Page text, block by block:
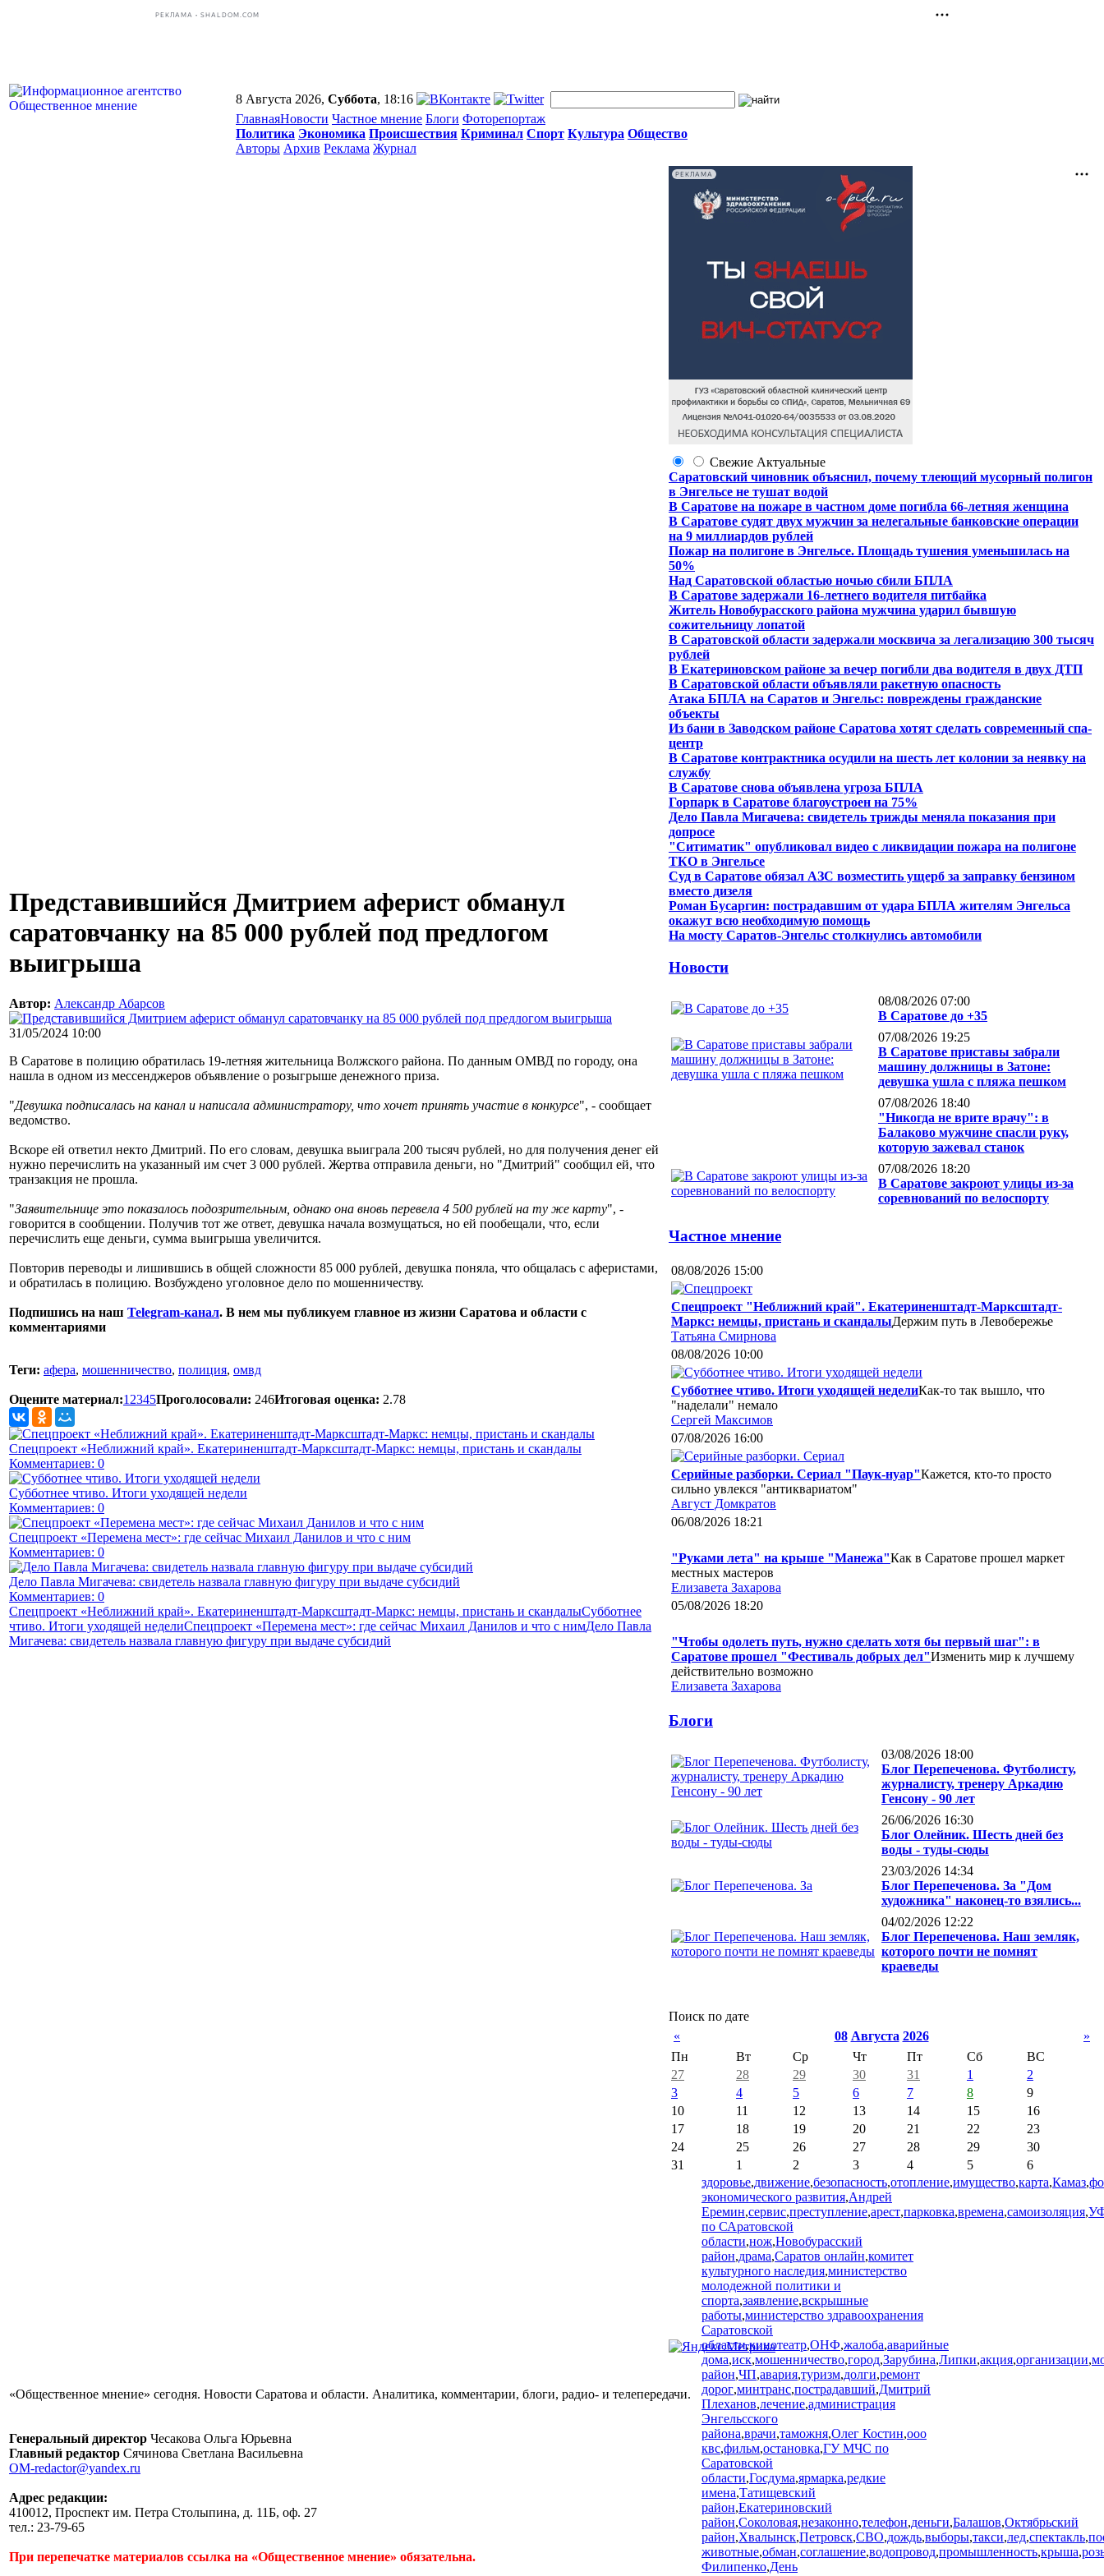
РЕКЛАМА • SHALDOM.COM
8 Августа 2026, Суббота, 18:16
ГлавнаяНовости Частное мнение Блоги Фоторепортаж
Политика Экономика Происшествия Криминал Спорт Культура Общество
Авторы Архив Реклама Журнал
Представившийся Дмитрием аферист обманул
саратовчанку на 85 000 рублей под предлогом
выигрыша
Автор: Александр Абарсов
31/05/2024 10:00
В Саратове в полицию обратилась 19-летняя жительница Волжского района. По данным ОМВД по городу, она
нашла в одном из мессенджеров объявление о розыгрыше денежного приза.
"Девушка подписалась на канал и написала администратору, что хочет принять участие в конкурсе", - сообщает
ведомство.
Вскоре ей ответил некто Дмитрий. По его словам, девушка выиграла 200 тысяч рублей, но для получения денег ей
нужно перечислить на указанный им счет 3 000 рублей. Жертва отправила деньги, но "Дмитрий" сообщил ей, что
транзакция не прошла.
"Заявительнице это показалось подозрительным, однако она вновь перевела 4 500 рублей на ту же карту", -
говорится в сообщении. Получив тот же ответ, девушка начала возмущаться, но ей пообещали, что, если
перечислить еще деньги, сумма выигрыша увеличится.
Повторив переводы и лишившись в общей сложности 85 000 рублей, девушка поняла, что общалась с аферистами,
и обратилась в полицию. Возбуждено уголовное дело по мошенничеству.
Подпишись на наш Telegram-канал. В нем мы публикуем главное из жизни Саратова и области с
комментариями
Теги: афера, мошенничество, полиция, омвд
Оцените материал:1 2345Проголосовали: 246Итоговая оценка: 2.78
Спецпроект «Неближний край». Екатериненштадт-Марксштадт-Маркс: немцы, пристань и скандалы
Комментариев: 0
Субботнее чтиво. Итоги уходящей недели
Комментариев: 0
Спецпроект «Перемена мест»: где сейчас Михаил Данилов и что с ним
Комментариев: 0
Дело Павла Мигачева: свидетель назвала главную фигуру при выдаче субсидий
Комментариев: 0
Спецпроект «Неближний край». Екатериненштадт-Марксштадт-Маркс: немцы, пристань и скандалыСубботнее
чтиво. Итоги уходящей неделиСпецпроект «Перемена мест»: где сейчас Михаил Данилов и что с нимДело Павла
Мигачева: свидетель назвала главную фигуру при выдаче субсидий
РЕКЛАМА
Свежие Актуальные
Саратовский чиновник объяснил, почему тлеющий мусорный полигон
в Энгельсе не тушат водой
В Саратове на пожаре в частном доме погибла 66-летняя женщина
В Саратове судят двух мужчин за нелегальные банковские операции
на 9 миллиардов рублей
Пожар на полигоне в Энгельсе. Площадь тушения уменьшилась на
50%
Над Саратовской областью ночью сбили БПЛА
В Саратове задержали 16-летнего водителя питбайка
Житель Новобурасского района мужчина ударил бывшую
сожительницу лопатой
В Саратовской области задержали москвича за легализацию 300 тысяч
рублей
В Екатериновском районе за вечер погибли два водителя в двух ДТП
В Саратовской области объявляли ракетную опасность
Атака БПЛА на Саратов и Энгельс: повреждены гражданские
объекты
Из бани в Заводском районе Саратова хотят сделать современный спа-
центр
В Саратове контрактника осудили на шесть лет колонии за неявку на
службу
В Саратове снова объявлена угроза БПЛА
Горпарк в Саратове благоустроен на 75%
Дело Павла Мигачева: свидетель трижды меняла показания при
допросе
"Ситиматик" опубликовал видео с ликвидации пожара на полигоне
ТКО в Энгельсе
Суд в Саратове обязал АЗС возместить ущерб за заправку бензином
вместо дизеля
Роман Бусаргин: пострадавшим от удара БПЛА жителям Энгельса
окажут всю необходимую помощь
На мосту Саратов-Энгельс столкнулись автомобили
Новости
08/08/2026 07:00
В Саратове до +35
07/08/2026 19:25
В Саратове приставы забрали
машину должницы в Затоне:
девушка ушла с пляжа пешком
07/08/2026 18:40
"Никогда не врите врачу": в
Балаково мужчине спасли руку,
которую зажевал станок
07/08/2026 18:20
В Саратове закроют улицы из-за
соревнований по велоспорту
Частное мнение
08/08/2026 15:00
Спецпроект "Неближний край". Екатериненштадт-Марксштадт-
Маркс: немцы, пристань и скандалыДержим путь в Левобережье
Татьяна Смирнова
08/08/2026 10:00
Субботнее чтиво. Итоги уходящей неделиКак-то так вышло, что
"наделали" немало
Сергей Максимов
07/08/2026 16:00
Серийные разборки. Сериал "Паук-нуар"Кажется, кто-то просто
сильно увлекся "антиквариатом"
Август Домкратов
06/08/2026 18:21
"Руками лета" на крыше "Манежа"Как в Саратове прошел маркет
местных мастеров
Елизавета Захарова
05/08/2026 18:20
"Чтобы одолеть путь, нужно сделать хотя бы первый шаг": в
Саратове прошел "Фестиваль добрых дел"Изменить мир к лучшему
действительно возможно
Елизавета Захарова
Блоги
03/08/2026 18:00
Блог Перепеченова. Футболисту,
журналисту, тренеру Аркадию
Генсону - 90 лет
26/06/2026 16:30
Блог Олейник. Шесть дней без
воды - туды-сюды
23/03/2026 14:34
Блог Перепеченова. За "Дом
художника" наконец-то взялись...
04/02/2026 12:22
Блог Перепеченова. Наш земляк,
которого почти не помнят
краеведы
Поиск по дате
«
08 Августа 2026
»
Пн
Вт Ср Чт Пт Сб
ВС
27
28 29 30 31 1
2
3
4 5 6 7 8
9
10
11 12 13 14 15
16
17
18 19 20 21 22
23
24
25 26 27 28 29
30
31
1 2 3 4 5
6
здоровье,движение,безопасность,отопление,имущество,карта,Камаз,
экономического развития,Андрей
Еремин,сервис,преступление,арест,парковка,времена,самоизоляция,
по САратовской
области,нож,Новобурасский
район,драма,Саратов онлайн,комитет
культурного наследия,министерство
молодежной политики и
спорта,заявление,вскрышные
работы,министерство здравоохранения
Саратовской
области,кинотеатр,ОНФ,жалоба,аварийные
дома,иск,мошенничество,город,Зарубина,Липки,акция,организации,
район,ЧП,авария,туризм,долги,ремонт
дорог,минтранс,пострадавший,Дмитрий
Плеханов,лечение,администрация
Энгельсского
района,врачи,таможня,Олег Костин,ооо
квс,фильм,остановка,ГУ МЧС по
Саратовской
области,Госдума,ярмарка,редкие
имена,Татищевский
район,Екатериновский
район,Соколовая,незаконно,телефон,деньги,Балашов,Октябрьский
район,Хвалынск,Петровск,СВО,дождь,выборы,такси,лед,спектакль,
животные,обман,соглашение,водопровод,промышленность,крыша,
Филипенко,День
«Общественное мнение» сегодня. Новости Саратова и области. Аналитика, комментарии, блоги, радио- и телепередачи.
Генеральный директор Чесакова Ольга Юрьевна
Главный редактор Сячинова Светлана Васильевна
OM-redactor@yandex.ru
Адрес редакции:
410012, Проспект им. Петра Столыпина, д. 11Б, оф. 27
тел.: 23-79-65
При перепечатке материалов ссылка на «Общественное мнение» обязательна.